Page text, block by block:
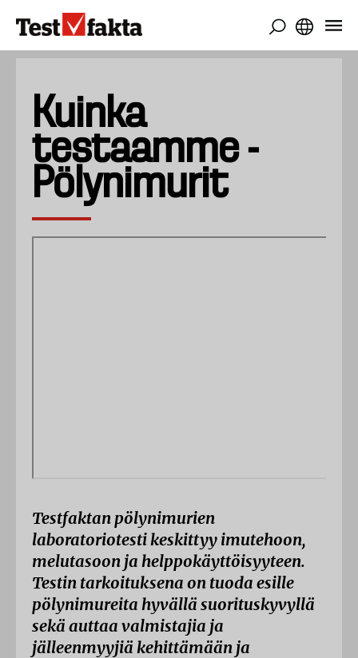
pääsisältöön
Kuinka
testaamme -
Pölynimurit
Testfaktan pölynimurien
laboratoriotesti keskittyy imutehoon,
melutasoon ja helppokäyttöisyyteen.
Testin tarkoituksena on tuoda esille
pölynimureita hyvällä suorituskyvyllä
sekä auttaa valmistajia ja
jälleenmyyjiä kehittämään ja